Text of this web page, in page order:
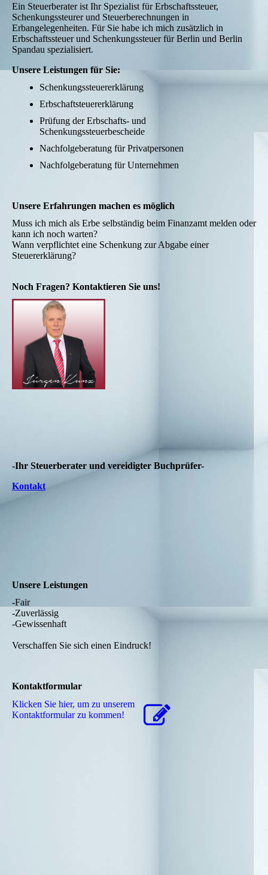
Ein Steuerberater ist Ihr Spezialist für Erbschaftssteuer,
Schenkungssteurer und Steuerberechnungen in
Erbangelegenheiten. Für Sie habe ich mich zusätzlich in
Erbschaftssteuer und Schenkungssteuer für Berlin und Berlin
Spandau spezialisiert.
Unsere Leistungen für Sie:
Schenkungssteuererklärung
Erbschaftsteuererklärung
Prüfung der Erbschafts- und
Schenkungssteuerbescheide
Nachfolgeberatung für Privatpersonen
Nachfolgeberatung für Unternehmen
Unsere Erfahrungen machen es möglich
Muss ich mich als Erbe selbständig beim Finanzamt melden oder
kann ich noch warten?
Wann verpflichtet eine Schenkung zur Abgabe einer
Steuererklärung?
Noch Fragen? Kontaktieren Sie uns!
-Ihr Steuerberater und vereidigter Buchprüfer-
Kontakt
Unsere Leistungen
-Fair
-Zuverlässig
-Gewissenhaft
Verschaffen Sie sich einen Eindruck!
Kontaktformular
Klicken Sie hier, um zu unserem
Kon­takt­for­mu­lar zu kommen!